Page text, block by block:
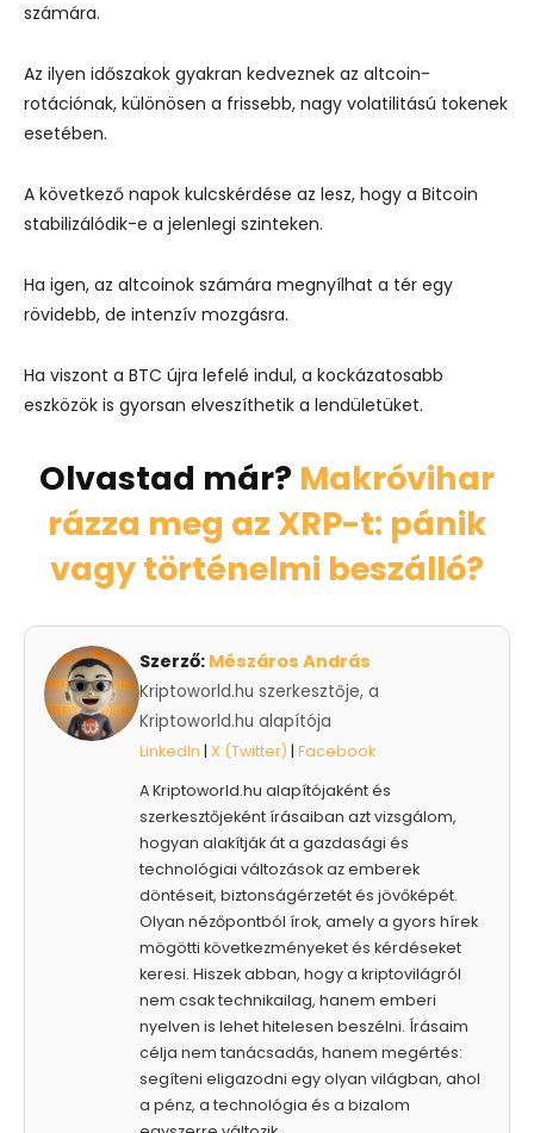
számára.
Az ilyen időszakok gyakran kedveznek az altcoin-
rotációnak, különösen a frissebb, nagy volatilitású tokenek
esetében.
A következő napok kulcskérdése az lesz, hogy a Bitcoin
stabilizálódik-e a jelenlegi szinteken.
Ha igen, az altcoinok számára megnyílhat a tér egy
rövidebb, de intenzív mozgásra.
Ha viszont a BTC újra lefelé indul, a kockázatosabb
eszközök is gyorsan elveszíthetik a lendületüket.
Olvastad már? Makróvihar
rázza meg az XRP-t: pánik
vagy történelmi beszálló?
Szerző: Mészáros András
Kriptoworld.hu szerkesztője, a
Kriptoworld.hu alapítója
LinkedIn | X (Twitter) | Facebook
A Kriptoworld.hu alapítójaként és
szerkesztőjeként írásaiban azt vizsgálom,
hogyan alakítják át a gazdasági és
technológiai változások az emberek
döntéseit, biztonságérzetét és jövőképét.
Olyan nézőpontból írok, amely a gyors hírek
mögötti következményeket és kérdéseket
keresi. Hiszek abban, hogy a kriptovilágról
nem csak technikailag, hanem emberi
nyelven is lehet hitelesen beszélni. Írásaim
célja nem tanácsadás, hanem megértés:
segíteni eligazodni egy olyan világban, ahol
a pénz, a technológia és a bizalom